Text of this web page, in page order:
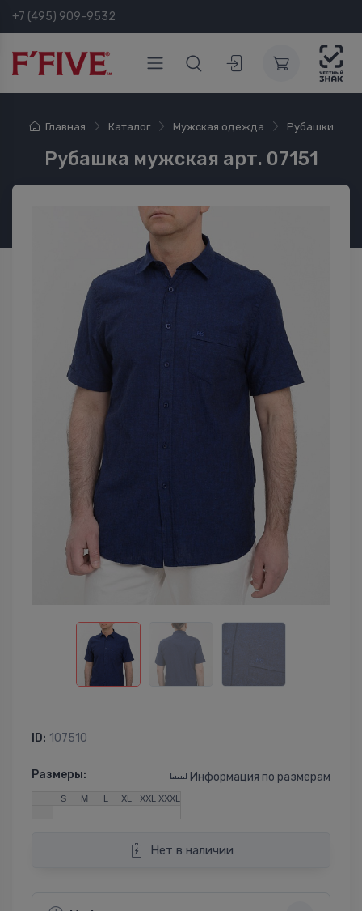
+7 (495) 909-9532
Главная Каталог Мужская одежда Рубашки
Рубашка мужская арт. 07151
ID: 107510
Размеры: Информация по размерам
S M L XL XXL XXXL
Нет в наличии